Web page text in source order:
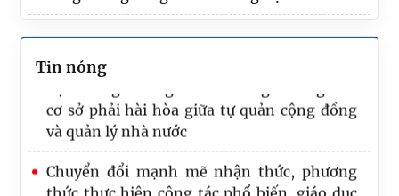
Tin nóng
nước
Bộ trưởng Hoàng Thanh Tùng: Hòa giải ở
cơ sở phải hài hòa giữa tự quản cộng đồng
và quản lý nhà nước
Chuyển đổi mạnh mẽ nhận thức, phương
thức thực hiện công tác phổ biến, giáo dục
pháp luật